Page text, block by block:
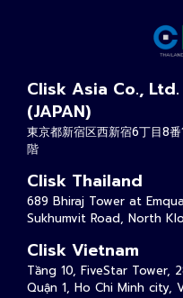
Clisk Asia Co., Ltd.
(JAPAN)
東京都新宿区西新宿6丁目8
階
Clisk Thailand
689 Bhiraj Tower at
Sukhumvit Road, North
Clisk Vietnam
Tầng 10, FiveStar Tower,
Quận 1, Ho Chi Minh city,